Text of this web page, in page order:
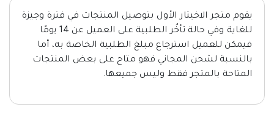
يقوم متجر الاخيتار الأول بتوصيل المنتجات في فترة وجيزة
للغاية وفي حالة تأخُر الطلبية على العميل عن 14 يومًا
فيمكن للعميل استرجاع مبلغ الطلبية الخاصة به، أما
بالنسبة لشحن المجاني فهو متاح على بعض المنتجات
المتاحة بالمتجر فقط وليس جميعها.